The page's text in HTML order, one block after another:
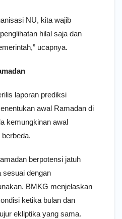
NU, kita wajib
hilal saja dan
ucapnya.
laporan prediksi
awal Ramadan di
kemungkinan awal
berpotensi jatuh
sesuai dengan
BMKG menjelaskan
ketika bulan dan
ekliptika yang sama.